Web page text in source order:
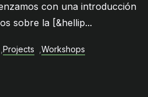
con una introducción
sobre la [&hellip...
Projects Workshops